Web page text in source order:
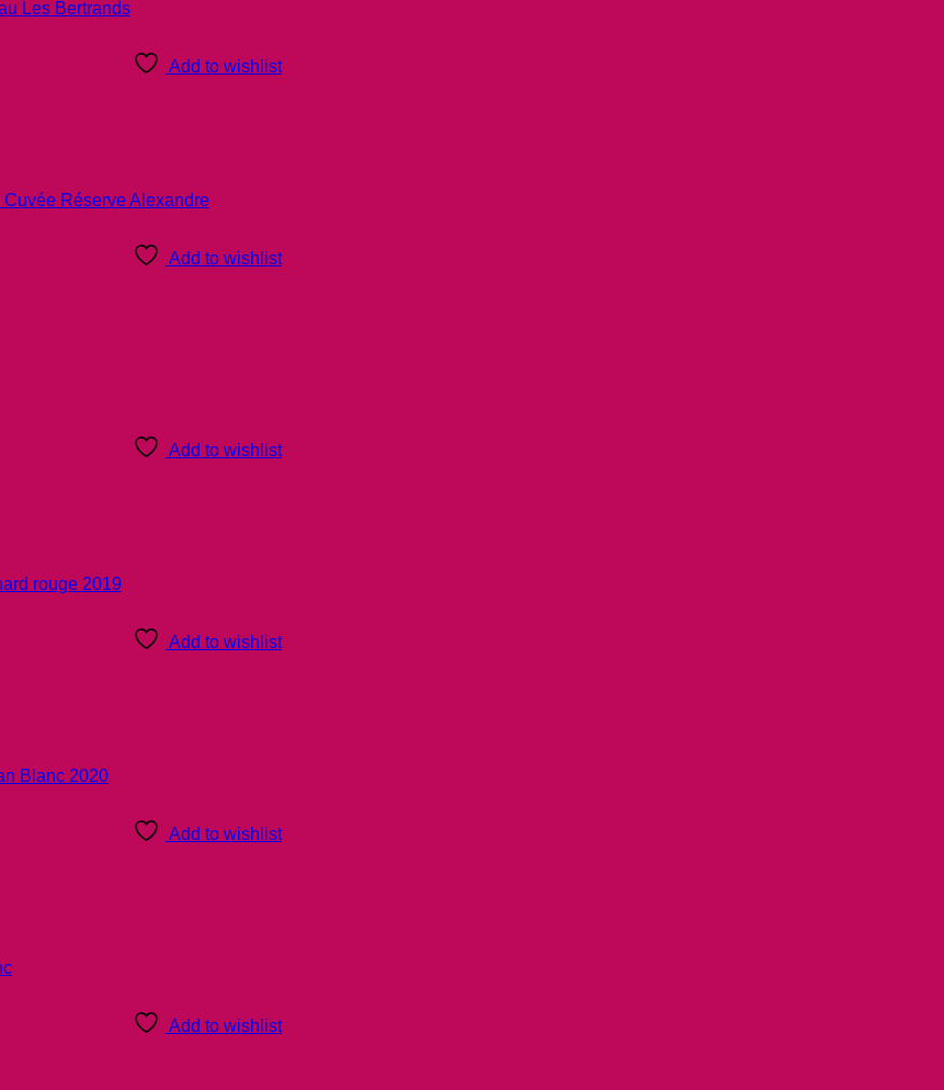
Add to wishlist
Add to wishlist
Add to wishlist
Add to wishlist
Add to wishlist
Add to wishlist